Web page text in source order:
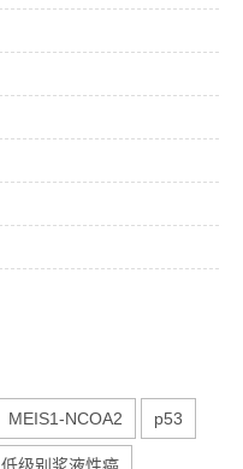
MEIS1-NCOA2 p53